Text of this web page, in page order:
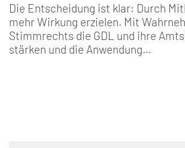
Die Entscheidung ist klar: Durch
mehr Wirkung erzielen. Mit
Stimmrechts die GDL und ihre
stärken und die Anwendung…